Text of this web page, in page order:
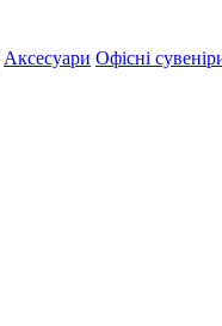
Аксесуари Офісні